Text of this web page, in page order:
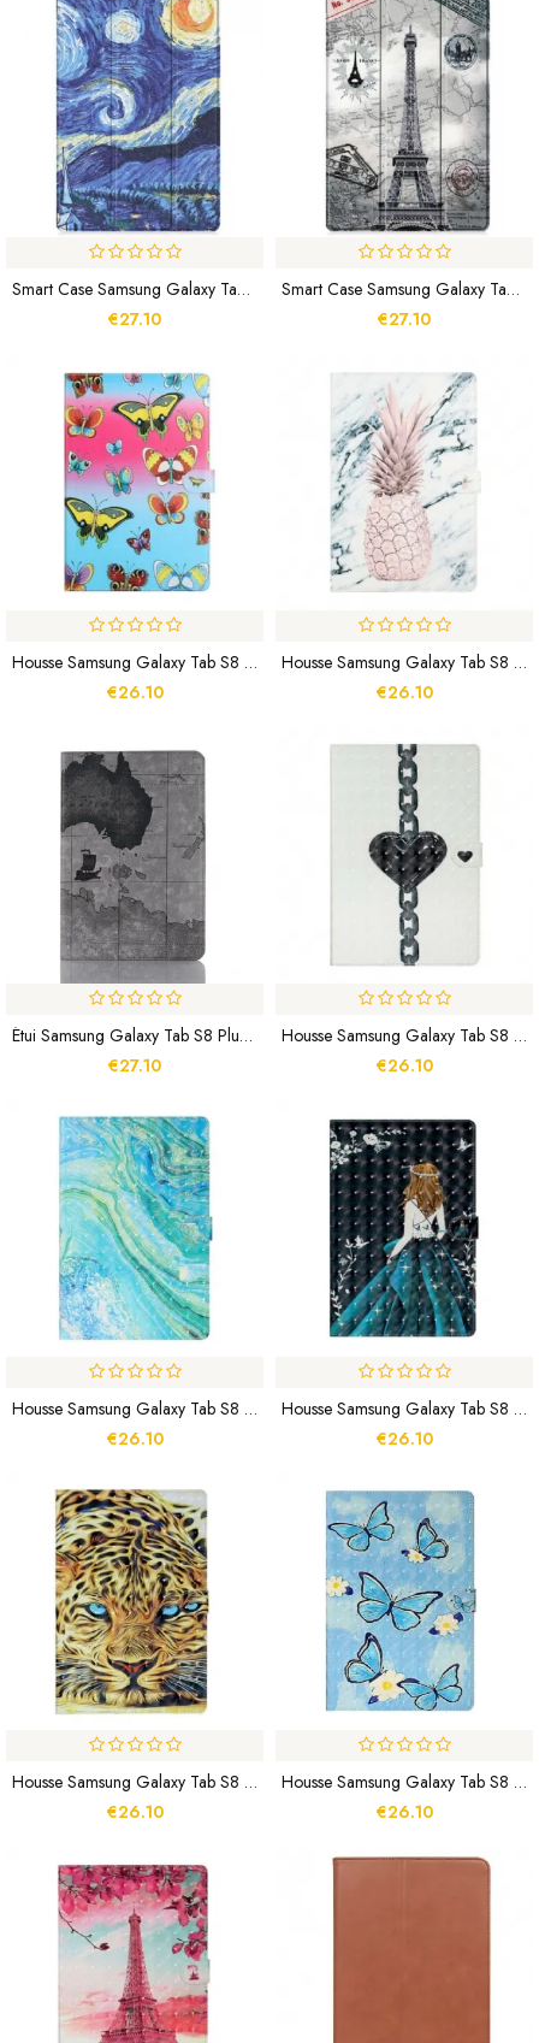
Smart Case Samsung Galaxy Tab S8 Plus / S7 Plus Renforcée Van Gogh
€27.10
Smart Case Samsung Galaxy Tab S8 Plus / S7 Plus Renforcée Tour Eiffel
€27.10
Housse Samsung Galaxy Tab S8 Plus / S7 Plus Butterflies
€26.10
Housse Samsung Galaxy Tab S8 Plus / S7 Plus Ananas
€26.10
Étui Samsung Galaxy Tab S8 Plus / S7 Plus World Map
€27.10
Housse Samsung Galaxy Tab S8 Plus / S7 Plus Coeur Enchaîné
€26.10
Housse Samsung Galaxy Tab S8 Plus / S7 Plus Vague Verte
€26.10
Housse Samsung Galaxy Tab S8 Plus / S7 Plus Jeune Fille
€26.10
Housse Samsung Galaxy Tab S8 Plus / S7 Plus Tigre Art
€26.10
Housse Samsung Galaxy Tab S8 Plus / S7 Plus Féérie Papillons
€26.10